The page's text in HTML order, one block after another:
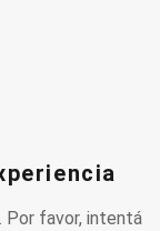
Por favor, intentá